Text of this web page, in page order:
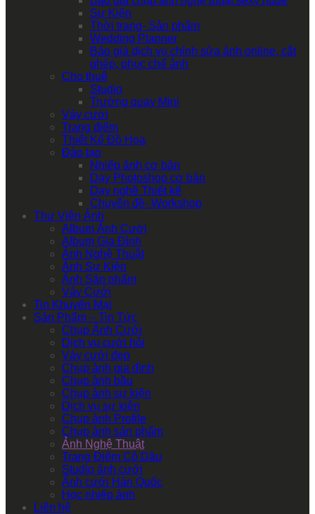
Sự Kiện
Thời trang- Sản phẩm
Wedding Planner
Báo giá dịch vụ chỉnh sửa ảnh online, cắt
ghép, phục chế ảnh
Cho thuê
Studio
Trường quay Mini
Váy cưới
Trang điểm
Thiết Kế Đồ Họa
Đào tạo
Nhiếp ảnh cơ bản
Dạy Photoshop cơ bản
Dạy nghề Thiết kế
Chuyên đề- Workshop
Thư Viện Ảnh
Album Ảnh Cưới
Album Gia Đình
Ảnh Nghệ Thuật
Ảnh Sự Kiện
Ảnh Sản phẩm
Váy Cưới
Tin Khuyến Mại
Sản Phẩm – Tin Tức
Chụp Ảnh Cưới
Dịch vụ cưới hỏi
Váy cưới đẹp
Chụp ảnh gia đình
Chụp ảnh bầu
Chụp ảnh sự kiện
Dịch vụ sự kiện
Chụp ảnh Profile
Chụp ảnh sản phẩm
Ảnh Nghệ Thuật
Trang Điểm Cô Dâu
Studio ảnh cưới
Ảnh cưới Hàn Quốc
Học nhiếp ảnh
Liên hệ